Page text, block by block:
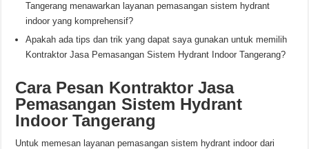
Tangerang menawarkan layanan pemasangan sistem hydrant
indoor yang komprehensif?
Apakah ada tips dan trik yang dapat saya gunakan untuk memilih
Kontraktor Jasa Pemasangan Sistem Hydrant Indoor Tangerang?
Cara Pesan Kontraktor Jasa
Pemasangan Sistem Hydrant
Indoor Tangerang
Untuk memesan layanan pemasangan sistem hydrant indoor dari